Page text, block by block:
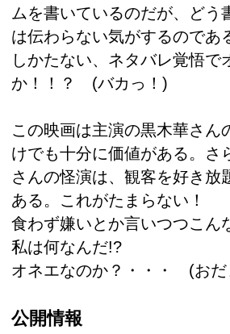
ムを書いているのだが、どう
は伝わらない気がするのであ
しかたない、ネタバレ覚悟で
か！！？ (バカっ！)
この映画は主演の黒木華さん
けでも十分に価値がある。さ
さんの怪演は、観客を好き放
ある。これがたまらない！
食わず嫌いとか言いつつこん
私は何なんだ!?
オネエなのか？・・・ (おだ
公開情報